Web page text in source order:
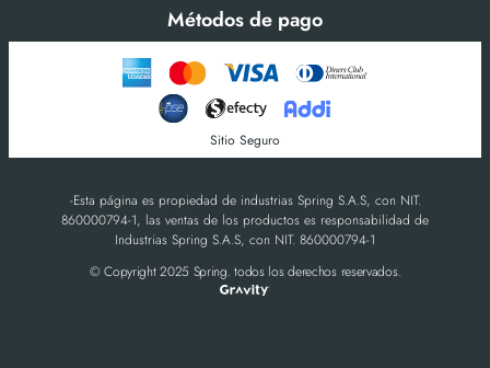
Métodos de pago
Sitio Seguro
-Esta página es propiedad de industrias Spring S.A.S, con NIT.
860000794-1, las ventas de los productos es responsabilidad de
Industrias Spring S.A.S, con NIT. 860000794-1
© Copyright 2025 Spring. todos los derechos reservados.